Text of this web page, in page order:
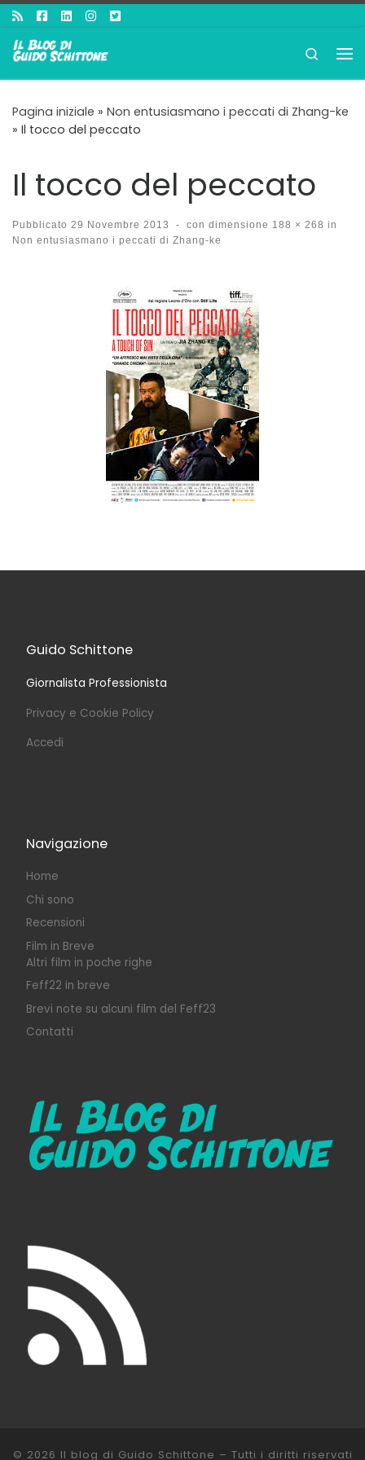
Passa al contenuto
Search
Pagina iniziale » Non entusiasmano i peccati di Zhang-ke
» Il tocco del peccato
Il tocco del peccato
Pubblicato 29 Novembre 2013 - con dimensione 188 × 268 in
Non entusiasmano i peccati di Zhang-ke
Navigazione immagini
Guido Schittone
Giornalista Professionista
Privacy e Cookie Policy
Accedi
Navigazione
Home
Chi sono
Recensioni
Film in Breve
Altri film in poche righe
Feff22 in breve
Brevi note su alcuni film del Feff23
Contatti
© 2026 Il blog di Guido Schittone – Tutti i diritti riservati